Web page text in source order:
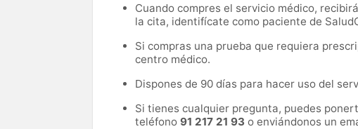
Cuando compres el servicio médico,
la cita, identifícate como paciente de
Si compras una prueba que requiera
centro médico.
Dispones de 90 días para hacer uso del
Si tienes cualquier pregunta, puedes
teléfono 91 217 21 93 o enviándonos un